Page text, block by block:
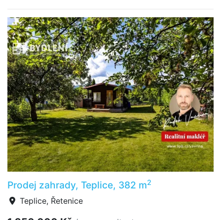
Prodej zahrady, Teplice, 382 m2
Teplice, Řetenice